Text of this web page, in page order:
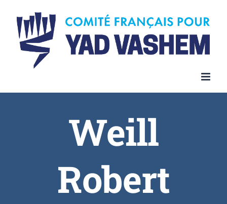
content
Weill
Robert